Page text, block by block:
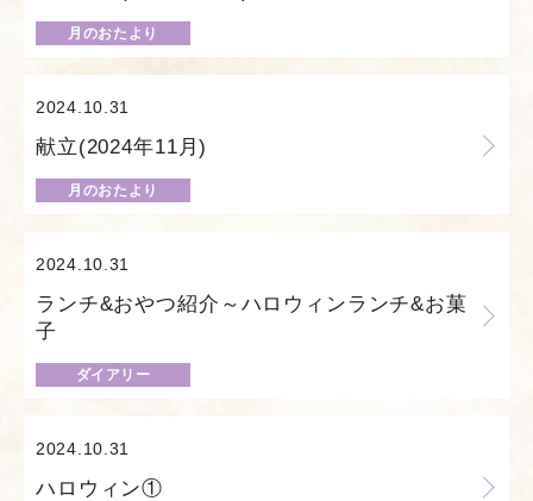
月のおたより
2024.10.31
献立(2024年11月)
月のおたより
2024.10.31
ランチ&おやつ紹介～ハロウィンランチ&お菓
子
ダイアリー
2024.10.31
ハロウィン①